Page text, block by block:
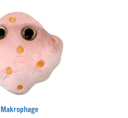
Makrophage